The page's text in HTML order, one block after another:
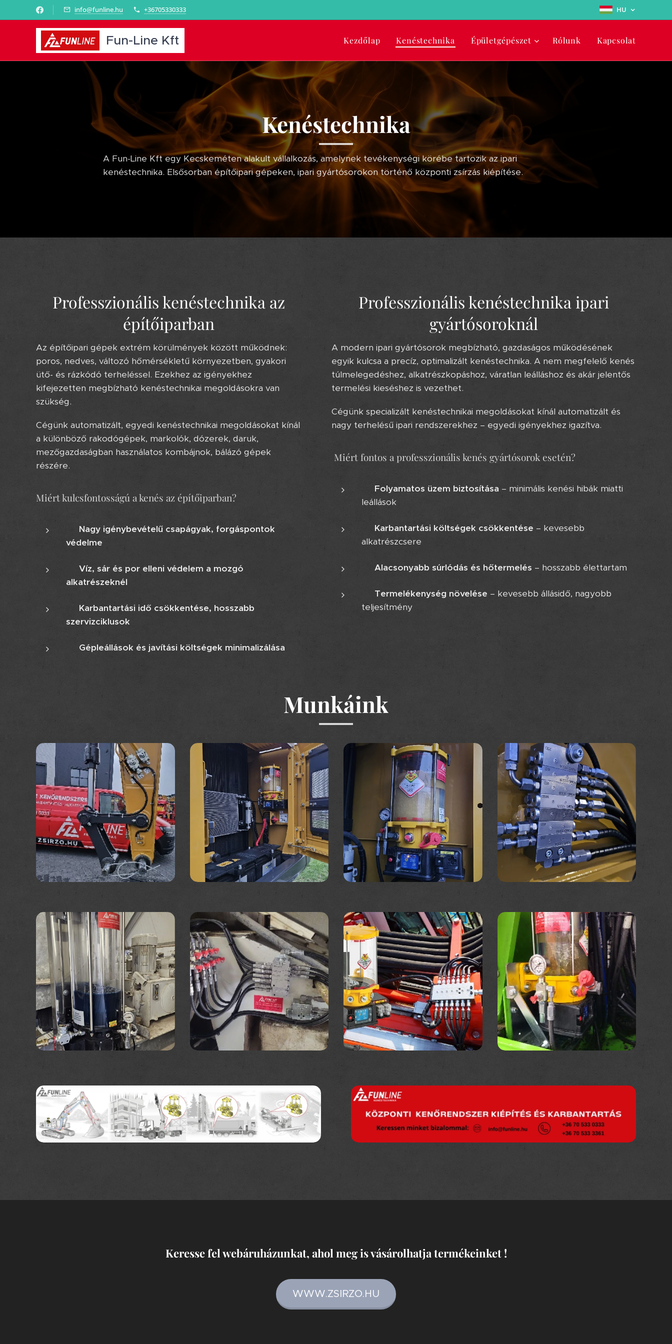
info@funline.hu +36705330333 HU
Fun-Line Kft Kezdőlap Kenéstechnika Épületgépészet Rólunk Kapcsolat
Kenéstechnika
A Fun-Line Kft egy Kecskeméten alakult vállalkozás, amelynek tevékenységi körébe tartozik az ipari
kenéstechnika. Elsősorban építőipari gépeken, ipari gyártósorokon történő központi zsírzás kiépítése.
Professzionális kenéstechnika az
építőiparban
Az építőipari gépek extrém körülmények között működnek:
poros, nedves, változó hőmérsékletű környezetben, gyakori
ütő- és rázkódó terheléssel. Ezekhez az igényekhez
kifejezetten megbízható kenéstechnikai megoldásokra van
szükség.
Cégünk automatizált, egyedi kenéstechnikai megoldásokat kínál
a különböző rakodógépek, markolók, dózerek, daruk,
mezőgazdaságban használatos kombájnok, bálázó gépek
részére.
Miért kulcsfontosságú a kenés az építőiparban?
Nagy igénybevételű csapágyak, forgáspontok
védelme
Víz, sár és por elleni védelem a mozgó
alkatrészeknél
Karbantartási idő csökkentése, hosszabb
szervizciklusok
Gépleállások és javítási költségek minimalizálása
Professzionális kenéstechnika ipari
gyártósoroknál
A modern ipari gyártósorok megbízható, gazdaságos működésének
egyik kulcsa a precíz, optimalizált kenéstechnika. A nem megfelelő kenés
túlmelegedéshez, alkatrészkopáshoz, váratlan leálláshoz és akár jelentős
termelési kieséshez is vezethet.
Cégünk specializált kenéstechnikai megoldásokat kínál automatizált és
nagy terhelésű ipari rendszerekhez – egyedi igényekhez igazítva.
Miért fontos a professzionális kenés gyártósorok esetén?
Folyamatos üzem biztosítása – minimális kenési hibák miatti
leállások
Karbantartási költségek csökkentése – kevesebb
alkatrészcsere
Alacsonyabb súrlódás és hőtermelés – hosszabb élettartam
Termelékenység növelése – kevesebb állásidő, nagyobb
teljesítmény
Munkáink
Keresse fel webáruházunkat, ahol meg is vásárolhatja termékeinket !
WWW.ZSIRZO.HU